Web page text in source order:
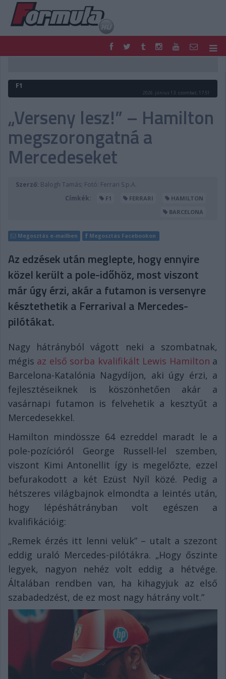
FORMULA
MOTOR
PODCAST
SHOP
TIPPJÁTÉK
DIGITÁLIS MAGAZIN
PONTÁLLÁSOK
VERSENYNAPTÁRAK
F1
2026. június 13. szombat, 17:51
„Verseny lesz!” – Hamilton
megszorongatná a
Mercedeseket
Szerző: Balogh Tamás; Fotó: Ferrari S.p.A.
Címkék:
F1 FERRARI
HAMILTON
BARCELONA
Megosztás e-mailben Megosztás Facebookon
Az edzések után meglepte, hogy ennyire
közel került a pole-időhöz, most viszont
már úgy érzi, akár a futamon is versenyre
késztethetik a Ferrarival a Mercedes-
pilótákat.
Nagy hátrányból vágott neki a szombatnak,
mégis az első sorba kvalifikált Lewis Hamilton a
Barcelona-Katalónia Nagydíjon, aki úgy érzi, a
fejlesztéseiknek is köszönhetően akár a
vasárnapi futamon is felvehetik a kesztyűt a
Mercedesekkel.
Hamilton mindössze 64 ezreddel maradt le a
pole-pozícióról George Russell-lel szemben,
viszont Kimi Antonellit így is megelőzte, ezzel
befurakodott a két Ezüst Nyíl közé. Pedig a
hétszeres világbajnok elmondta a leintés után,
hogy lépéshátrányban volt egészen a
kvalifikációig:
„Remek érzés itt lenni velük” – utalt a szezont
eddig uraló Mercedes-pilótákra. „Hogy őszinte
legyek, nagyon nehéz volt eddig a hétvége.
Általában rendben van, ha kihagyjuk az első
szabadedzést, de ez most nagy hátrány volt.”